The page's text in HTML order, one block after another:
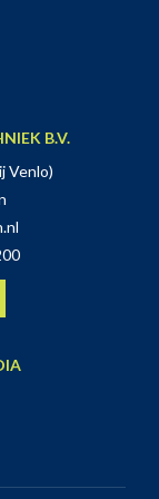
B.V.
Venlo)